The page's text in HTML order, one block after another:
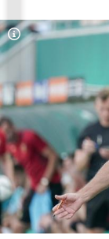
Copyright-